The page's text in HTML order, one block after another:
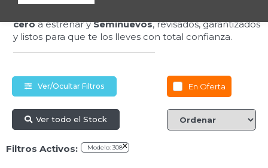
ceroa estrenar ySeminuevos, revisados, garantizados
y listos para que te los lleves con total confianza.
Ver/Ocultar Filtros En Oferta
Ver todo el Stock
Filtros Activos: Modelo: 308×